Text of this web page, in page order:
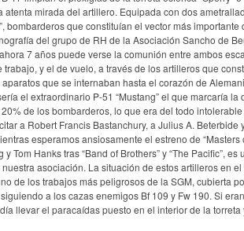
mirada del artillero. Equipada con dos
que constituían el vector más importante
del grupo de RH de la Asociación Sancho de
7 años puede verse la comunión entre ambos
y el de vuelo, a través de los artilleros que
que se internaban hasta el corazón de
el extraordinario P-51 “Mustang” el que marcaría la
de los bombarderos, lo que era del todo
a Robert Francis Bastanchury, a Julius A. Beterbide
esperamos ansiosamente el estreno de “Masters
Hanks tras “Band of Brothers” y “The Pacific”, es
asociación. La situación de estos artilleros en
de los trabajos más peligrosos de la SGM, cubierta
a los cazas enemigos Bf 109 y Fw 190. Si
llevar el paracaídas puesto en el interior de la torreta